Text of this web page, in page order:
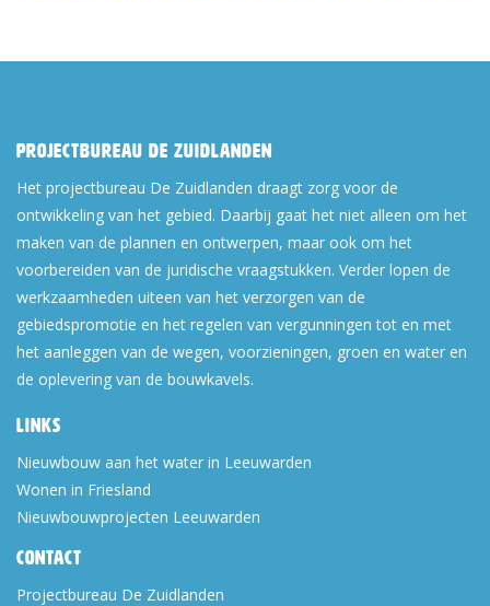
Projectbureau De Zuidlanden
Het projectbureau De Zuidlanden draagt zorg voor de
ontwikkeling van het gebied. Daarbij gaat het niet alleen om het
maken van de plannen en ontwerpen, maar ook om het
voorbereiden van de juridische vraagstukken. Verder lopen de
werkzaamheden uiteen van het verzorgen van de
gebiedspromotie en het regelen van vergunningen tot en met
het aanleggen van de wegen, voorzieningen, groen en water en
de oplevering van de bouwkavels.
Links
Nieuwbouw aan het water in Leeuwarden
Wonen in Friesland
Nieuwbouwprojecten Leeuwarden
Contact
Projectbureau De Zuidlanden